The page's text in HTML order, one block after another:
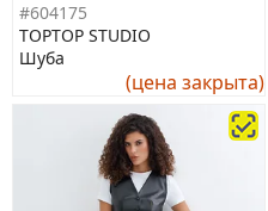
#604175
TOPTOP STUDIO
Шуба
(цена закрыта)